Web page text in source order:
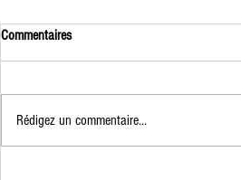
Commentaires
Rédigez un commentaire...